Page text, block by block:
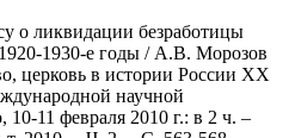
о ликвидации безработицы
1930-е годы / А.В. Морозов
церковь в истории России ХХ
научной
11 февраля 2010 г.: в 2 ч. –